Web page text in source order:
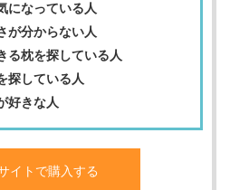
になっている人
が分からない人
る枕を探している人
探している人
好きな人
イトで購入する